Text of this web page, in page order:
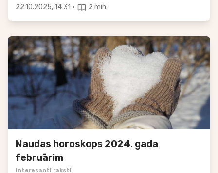
22.10.2025, 14:31 · 2 min.
Naudas horoskops 2024. gada
februārim
Interesanti raksti